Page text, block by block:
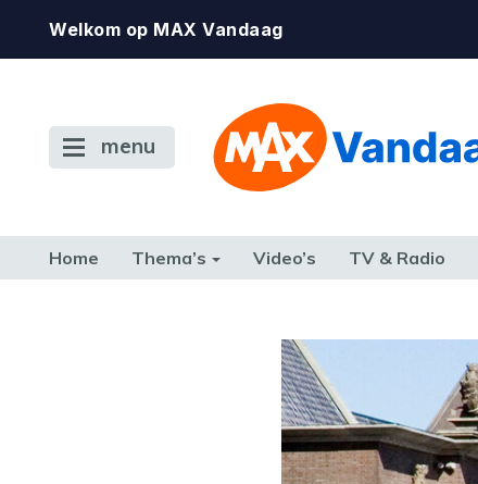
Welkom op MAX Vandaag
menu
Home Thema’s Video’s TV & Radio